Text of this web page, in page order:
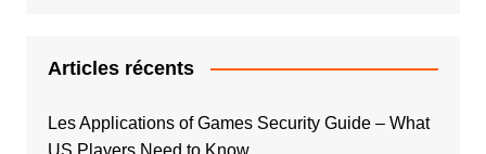
Articles récents
Les Applications of Games Security Guide – What
US Players Need to Know